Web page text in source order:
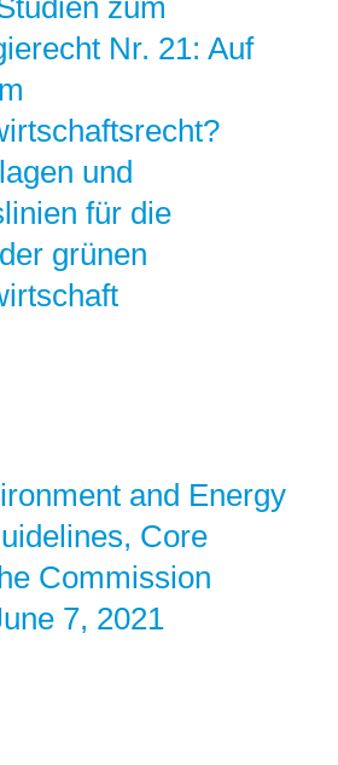
zum
Nr. 21: Auf
und
für die
grünen
and Energy
Core
Commission
7, 2021